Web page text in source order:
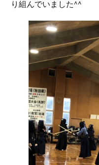
り組んでいました^^